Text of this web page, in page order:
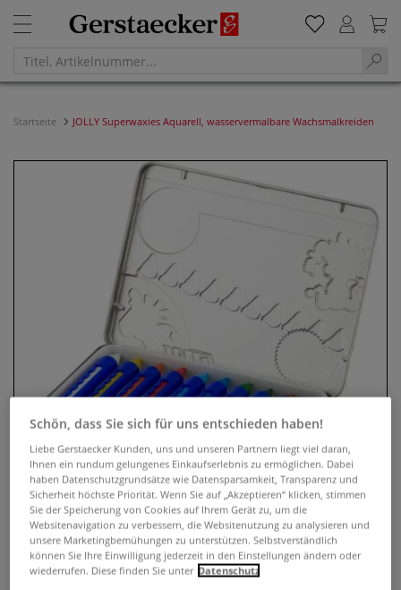
Startseite JOLLY Superwaxies Aquarell, wasservermalbare Wachsmalkreiden
Schön, dass Sie sich für uns entschieden haben!
Liebe Gerstaecker Kunden, uns und unseren Partnern liegt viel daran,
Ihnen ein rundum gelungenes Einkaufserlebnis zu ermöglichen. Dabei
haben Datenschutzgrundsätze wie Datensparsamkeit, Transparenz und
Sicherheit höchste Priorität. Wenn Sie auf „Akzeptieren“ klicken, stimmen
Sie der Speicherung von Cookies auf Ihrem Gerät zu, um die
Websitenavigation zu verbessern, die Websitenutzung zu analysieren und
unsere Marketingbemühungen zu unterstützen. Selbstverständlich
können Sie Ihre Einwilligung jederzeit in den Einstellungen ändern oder
wiederrufen. Diese finden Sie unter Datenschutz